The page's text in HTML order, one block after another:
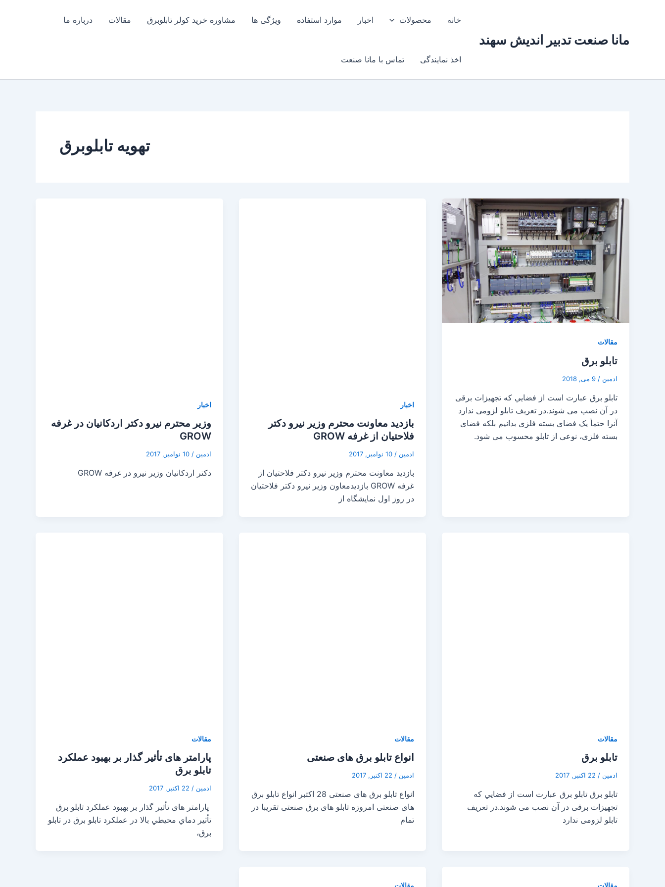
مانا صنعت تدبیر اندیش سهند
خانه محصولات اخبار موارد استفاده ویژگی ها مشاوره خرید کولر تابلوبرق مقالات درباره ما
اخذ نمایندگی تماس با مانا صنعت
تهویه تابلوبرق
مقالات
تابلو برق
ادمین / 9 می, 2018
تابلو برق عبارت است از فضايي که تجهيزات برقی
در آن نصب می شوند.در تعريف تابلو لزومی ندارد
آنرا حتمأ يک فضای بسته فلزی بدانيم بلکه فضای
بسته فلزی، نوعی از تابلو محسوب می شود.
اخبار
بازدید معاونت محترم وزیر نیرو دکتر
فلاحتیان از غرفه GROW
ادمین / 10 نوامبر, 2017
بازدید معاونت محترم وزیر نیرو دکتر فلاحتیان از
غرفه GROW بازدیدمعاون وزیر نیرو دکتر فلاحتیان
در روز اول نمایشگاه از
اخبار
وزیر محترم نیرو دکتر اردکانیان در غرفه
GROW
ادمین/10 نوامبر, 2017
دکتر اردکانیان وزیر نیرو در غرفه GROW
مقالات
تابلو برق
ادمین / 22 اکتبر, 2017
تابلو برق تابلو برق عبارت است از فضايي که
تجهيزات برقی در آن نصب می شوند.در تعريف
تابلو لزومی ندارد
مقالات
انواع تابلو برق های صنعتی
ادمین / 22 اکتبر, 2017
انواع تابلو برق های صنعتی 28 اکتبر انواع تابلو برق
های صنعتی امروزه تابلو های برق صنعتی تقریبا در
تمام
مقالات
پارامتر های تأثیر گذار بر بهبود عملکرد
تابلو برق
ادمین/ 22 اکتبر, 2017
پارامتر های تأثیر گذار بر بهبود عملکرد تابلو برق
تأثیر دماي محيطي بالا در عملکرد تابلو برق در تابلو
برق،
مقالات مقالات